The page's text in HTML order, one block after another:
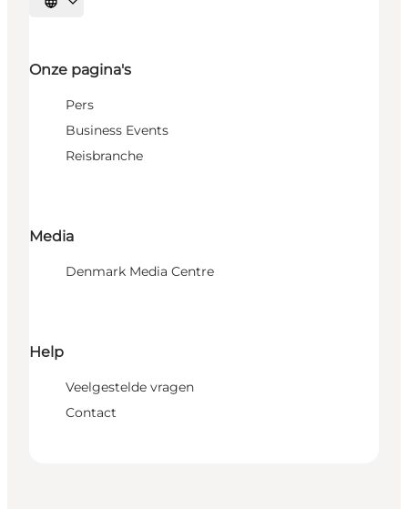
Selecteer taal
Onze pagina's
Pers
Business Events
Reisbranche
Media
Denmark Media Centre
Help
Veelgestelde vragen
Contact